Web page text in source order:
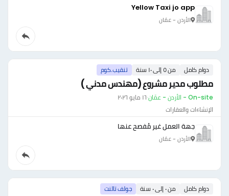
Yellow Taxi jo app
الأردن - عمّان
دوام كامل من ٥ إلى ١٠ سنة تنقيب.كوم
مطلوب مدير مشروع (مهندس مدني )
On-site - الأردن - عمّان ·١٦ مايو ٢٠٢٦
الإنشاءات والعقارات
جهة العمل غير مُفصح عنها
الأردن - عمّان
دوام كامل من ٠ إلى ٠ سنة جولف تالنت